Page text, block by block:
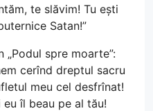
te slăvim! Tu ești
Satan!”
„Podul spre moarte”:
cerînd dreptul sacru
meu cel desfrînat!
îl beau pe al tău!